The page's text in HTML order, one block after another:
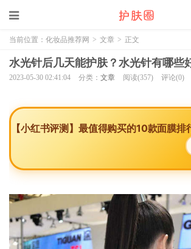
当前位置： 化妆品推荐网 > 文章 > 正文
水光针后几天能护肤？水光针有哪些
2023-05-30 02:41:04 分类： 文章 阅读(357) 评论(0)
【小红书评测】最值得购买的10款面膜排